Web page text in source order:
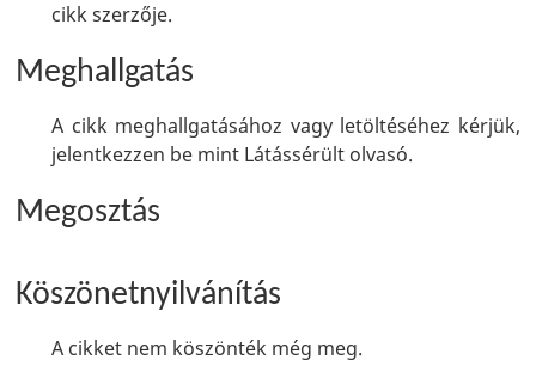
cikk szerzője.
Meghallgatás
A cikk meghallgatásához vagy letöltéséhez kérjük,
jelentkezzen be mint Látássérült olvasó.
Megosztás
Köszönetnyilvánítás
A cikket nem köszönték még meg.